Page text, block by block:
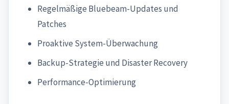
Regelmäßige Bluebeam-Updates und
Patches
Proaktive System-Überwachung
Backup-Strategie und Disaster Recovery
Performance-Optimierung